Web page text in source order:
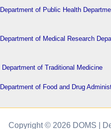
Department of Public Health
Department of Medical Research
Department of Traditional Medicine
Department of Food and Drug
Copyright © 2026 DOMS |